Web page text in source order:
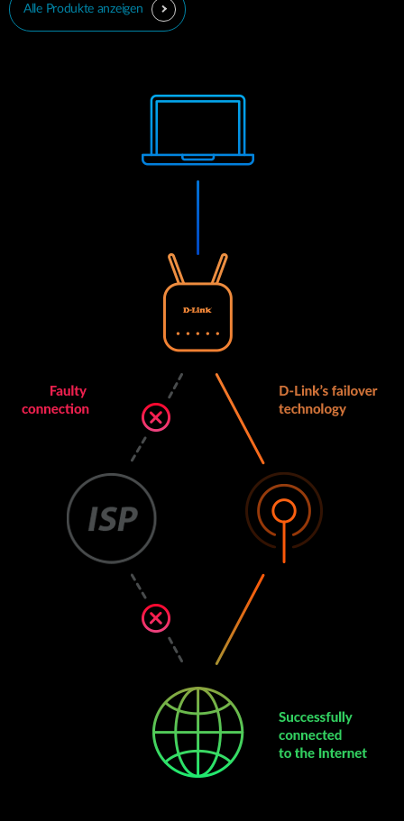
Alle Produkte anzeigen